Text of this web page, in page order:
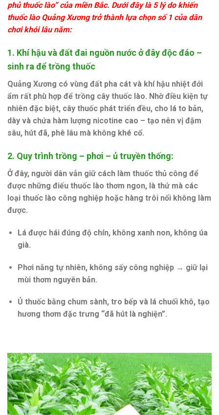
phủ thuốc lào”của miền Bắc. Dưới đây là 5 lý do khiến
thuốc lào Quảng Xươngtrở thành lựa chọn số 1 của dân
chơi khói lâu năm:
1. Khí hậu và đất đai nguồn nước ở đây độc đáo –
sinh ra để trồng thuốc
Quảng Xương có vùng đất pha cát và khí hậu nhiệt đới
ẩm rất phù hợp để trồng cây thuốc lào. Nhờ điều kiện tự
nhiên đặc biệt, cây thuốc phát triển đều, cho lá to bản,
dày và chứa hàm lượng nicotine cao – tạo nên vị đậm
sâu, hút đã, phê lâu mà không khé cổ.
2. Quy trình trồng – phơi – ủ truyền thống:
Ở đây, người dân vẫn giữ cách làm thuốc thủ công để
được những điếu thuốc lào thơm ngon, là thứ mà các
loại thuốc lào công nghiệp hoặc hàng trôi nổi không làm
được.
Lá được hái đúng độ chín, không xanh non, không úa
già.
Phơi nắng tự nhiên, không sấy công nghiệp → giữ lại
mùi thơm nguyên bản.
Ủ thuốc bằng chum sành, tro bếp và lá chuối khô, tạo
hương thơm đặc trưng “đã hút là nghiện”.